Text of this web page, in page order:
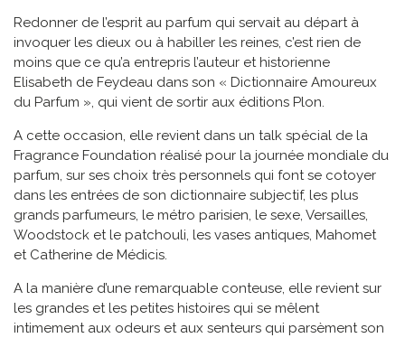
Redonner de l’esprit au parfum qui servait au départ à
invoquer les dieux ou à habiller les reines, c’est rien de
moins que ce qu’a entrepris l’auteur et historienne
Elisabeth de Feydeau dans son « Dictionnaire Amoureux
du Parfum », qui vient de sortir aux éditions Plon.
A cette occasion, elle revient dans un talk spécial de la
Fragrance Foundation réalisé pour la journée mondiale du
parfum, sur ses choix très personnels qui font se cotoyer
dans les entrées de son dictionnaire subjectif, les plus
grands parfumeurs, le métro parisien, le sexe, Versailles,
Woodstock et le patchouli, les vases antiques, Mahomet
et Catherine de Médicis.
A la manière d’une remarquable conteuse, elle revient sur
les grandes et les petites histoires qui se mêlent
intimement aux odeurs et aux senteurs qui parsèment son